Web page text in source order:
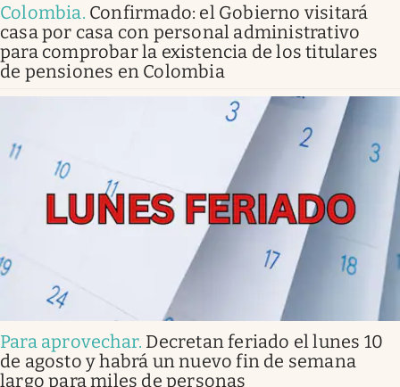
Colombia. Confirmado: el Gobierno visitará
casa por casa con personal administrativo
para comprobar la existencia de los titulares
de pensiones en Colombia
Para aprovechar. Decretan feriado el lunes 10
de agosto y habrá un nuevo fin de semana
largo para miles de personas